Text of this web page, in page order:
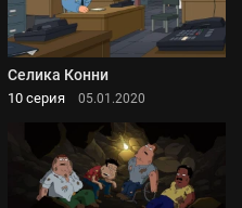
Селика Конни
10 серия 05.01.2020